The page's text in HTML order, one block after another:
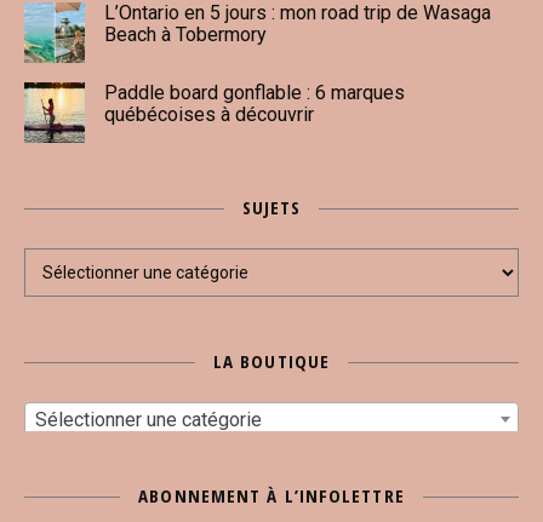
L’Ontario en 5 jours : mon road trip de Wasaga
Beach à Tobermory
Paddle board gonflable : 6 marques
québécoises à découvrir
SUJETS
Sujets
LA BOUTIQUE
Sélectionner une catégorie
ABONNEMENT À L’INFOLETTRE